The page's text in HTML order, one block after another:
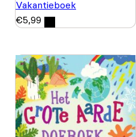
Vakantieboek
€5,99